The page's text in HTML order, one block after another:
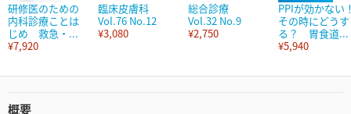
研修医のための
内科診療ことは
じめ 救急・...
¥7,920
臨床皮膚科
Vol.76 No.12
¥3,080
総合診療
Vol.32 No.9
¥2,750
PPIが効かない
その時にどうす
る？ 胃食道...
¥5,940
概要